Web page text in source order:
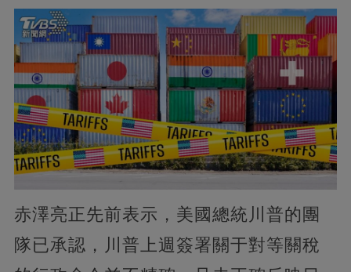
赤澤亮正先前表示，美國總統川普的團
隊已承認，川普上週簽署關于對等關稅